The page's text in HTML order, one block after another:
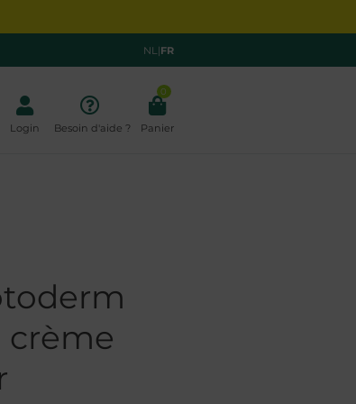
NL|FR
Login Besoin d'aide ?
0
Panier
crème